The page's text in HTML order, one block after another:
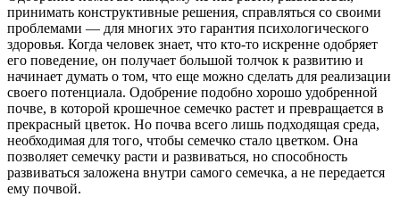
принимать конструктивные решения, справляться со своими
проблемами — для многих это гарантия психологического
здоровья. Когда человек знает, что кто-то искренне одобряет
его поведение, он получает большой толчок к развитию и
начинает думать о том, что еще можно сделать для реализации
своего потенциала. Одобрение подобно хорошо удобренной
почве, в которой крошечное семечко растет и превращается в
прекрасный цветок. Но почва всего лишь подходящая среда,
необходимая для того, чтобы семечко стало цветком. Она
позволяет семечку расти и развиваться, но способность
развиваться заложена внутри самого семечка, а не передается
ему почвой.